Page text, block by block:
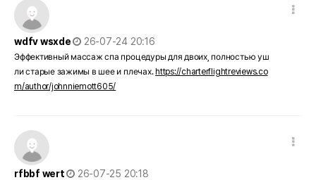
wdfv wsxde
작성일
26-07-24 20:16
Эффективный массаж спа процедуры для двоих, полностью уш
ли старые зажимы в шее и плечах. https://charterflightreviews.co
m/author/johnniemott605/
rfbbf wert
작성일
26-07-25 20:18